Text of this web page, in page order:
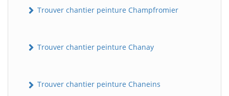
Trouver chantier peinture Champfromier
Trouver chantier peinture Chanay
Trouver chantier peinture Chaneins